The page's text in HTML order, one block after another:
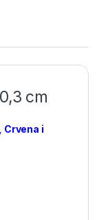
cm
Crvena i